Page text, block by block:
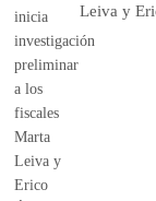
Leiva y